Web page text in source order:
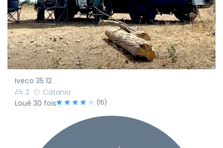
Iveco 35 12
2
Catania
Loué 30 fois
(15)